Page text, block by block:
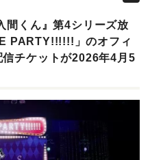
間くん』第4シリーズ放
PARTY!!!!!!」のオフィ
チケットが2026年4月5